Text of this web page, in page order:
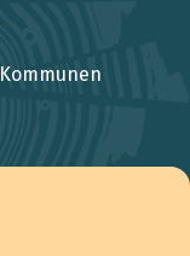
Kommunen